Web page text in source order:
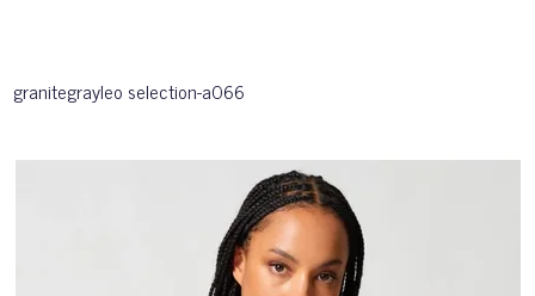
granitegrayleo selection-a066